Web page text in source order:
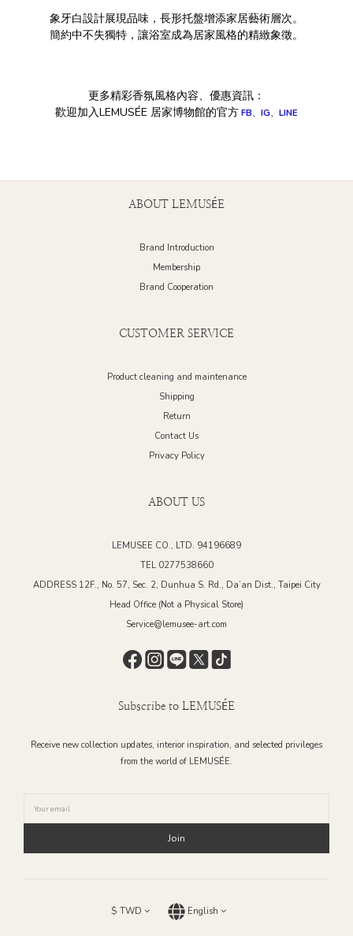
象牙白設計展現品味，長形托盤增添家居藝術層次。
簡約中不失獨特，讓浴室成為居家風格的精緻象徵。
更多精彩香氛風格內容、優惠資訊：
歡迎加入LEMUSÉE 居家博物館的官方 FB、 IG、 LINE
ABOUT LEMUSÉE
Brand Introduction
Membership
Brand Cooperation
CUSTOMER SERVICE
Product cleaning and maintenance
Shipping
Return
Contact Us
Privacy Policy
ABOUT US
LEMUSEE CO., LTD. 94196689
TEL 0277538660
ADDRESS 12F., No. 57, Sec. 2, Dunhua S. Rd., Da’an Dist., Taipei City
Head Office (Not a Physical Store)
Service@lemusee-art.com
Subscribe to LEMUSÉE
Receive new collection updates, interior inspiration, and selected privileges
from the world of LEMUSÉE.
Join
$ TWD English